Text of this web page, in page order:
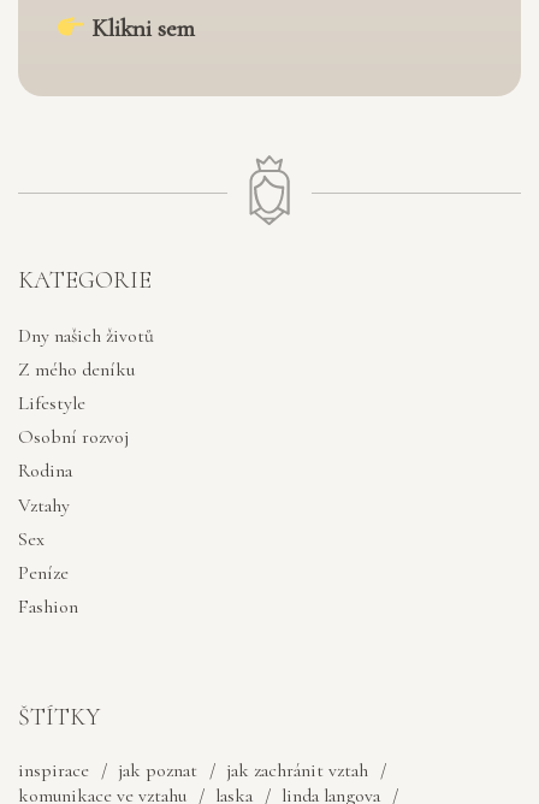
Klikni sem
KATEGORIE
Dny našich životů
Z mého deníku
Lifestyle
Osobní rozvoj
Rodina
Vztahy
Sex
Peníze
Fashion
ŠTÍTKY
inspirace jak poznat
jak zachránit vztah
komunikace ve vztahu
laska
linda langova